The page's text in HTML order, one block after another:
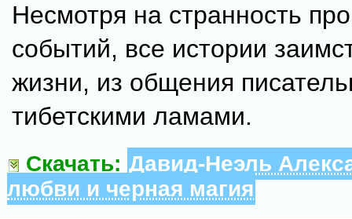
Несмотря на странность
событий, все истории
жизни, из общения
тибетскими ламами.
Скачать: Давид-Неэль
любви и черная магия